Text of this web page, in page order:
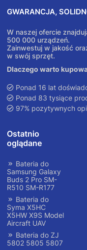
GWARANCJA,
W naszej ofercie
500 000 urządzeń.
Zainwestuj w jakość
w swój sprzęt.
Dlaczego warto
Ponad 16 lat
Ponad 83 tysiące
97% pozytywnych
Ostatnio
oglądane
Bateria do
Samsung Galaxy
Buds 2 Pro SM-
R510 SM-R177
Bateria do
Syma X5HC
X5HW X9S Model
Aircraft UAV
Bateria do ZJ
5802 5805 5807